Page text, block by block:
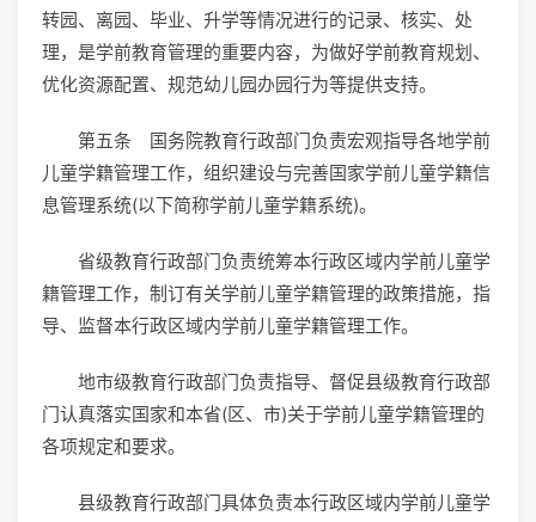
转园、离园、毕业、升学等情况进行的记录、核实、处
理，是学前教育管理的重要内容，为做好学前教育规划、
优化资源配置、规范幼儿园办园行为等提供支持。
第五条 国务院教育行政部门负责宏观指导各地学前
儿童学籍管理工作，组织建设与完善国家学前儿童学籍信
息管理系统(以下简称学前儿童学籍系统)。
省级教育行政部门负责统筹本行政区域内学前儿童学
籍管理工作，制订有关学前儿童学籍管理的政策措施，指
导、监督本行政区域内学前儿童学籍管理工作。
地市级教育行政部门负责指导、督促县级教育行政部
门认真落实国家和本省(区、市)关于学前儿童学籍管理的
各项规定和要求。
县级教育行政部门具体负责本行政区域内学前儿童学